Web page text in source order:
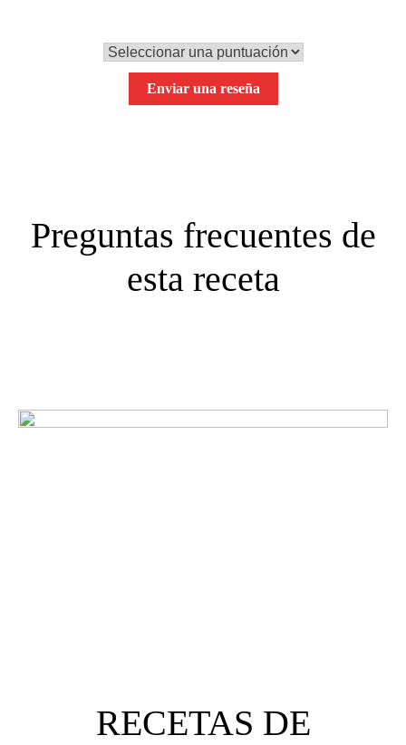
Enviar una reseña
Preguntas frecuentes de
esta receta
RECETAS DE